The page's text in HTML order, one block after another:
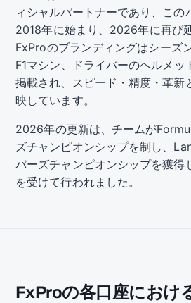
ィシャルパートナーであり、この
2018年に始まり、2026年に再び
FxProのブランディングはシーズ
F1マシン、ドライバーのヘルメッ
掲載され、スピード・精度・革新
映しています。
2026年の更新は、チームが
ズチャンピオンシップを制し、
バーズチャンピオンシップを獲
を受けて行われました。
FxProの各口座におけ